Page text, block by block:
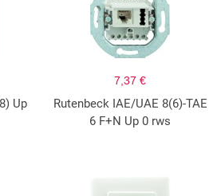
Up
7,37 €
Rutenbeck IAE/UAE 8(6)-TAE
6 F+N Up 0 rws